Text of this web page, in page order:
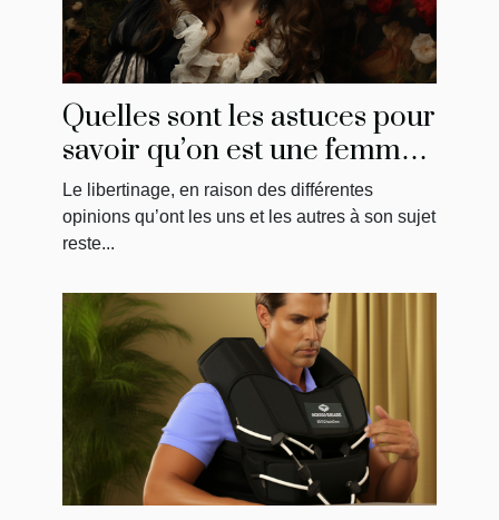
Quelles sont les astuces pour
savoir qu’on est une femme
libertine ?
Le libertinage, en raison des différentes
opinions qu’ont les uns et les autres à son sujet
reste...